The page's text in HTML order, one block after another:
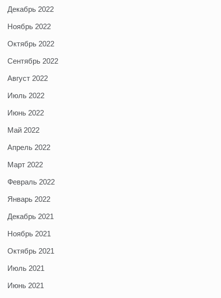
Декабрь 2022
Ноябрь 2022
Октябрь 2022
Сентябрь 2022
Август 2022
Июль 2022
Июнь 2022
Май 2022
Апрель 2022
Март 2022
Февраль 2022
Январь 2022
Декабрь 2021
Ноябрь 2021
Октябрь 2021
Июль 2021
Июнь 2021